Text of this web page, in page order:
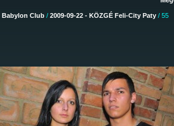
Babylon Club / 2009-09-22 - KÖZGÉ Feli-City Paty / 55